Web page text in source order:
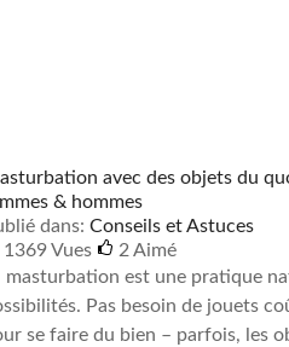
avec des objets du
& hommes
dans: Conseils et Astuces
1369 Vues
2 Aimé
masturbation est une pratique
Pas besoin de jouets
se faire du bien – parfois, les